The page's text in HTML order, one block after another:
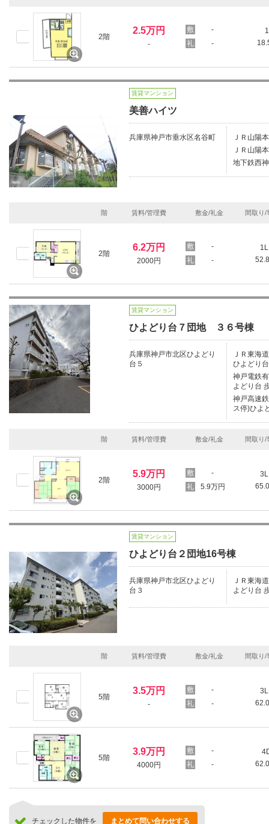
2階
2.5万円
-
-
-
賃貸マンション
美善ハイツ
兵庫県神戸市垂水区名谷町
ＪＲ山陽
ＪＲ山陽
地下鉄西
階 賃料/管理費 敷金/礼金 間取り/
2階
6.2万円
2000円
-
-
賃貸マンション
ひよどり台７団地 ３６号棟
兵庫県神戸市北区ひよどり
台５
ＪＲ東海
ひよどり
神戸電鉄
よどり台
神戸高速
ス停)ひよ
階 賃料/管理費 敷金/礼金 間取り/
2階
5.9万円
3000円
-
5.9万円
賃貸マンション
ひよどり台２団地16号棟
兵庫県神戸市北区ひよどり
台３
ＪＲ東海
よどり台
階 賃料/管理費 敷金/礼金 間取り/
5階
3.5万円
-
-
-
5階
3.9万円
4000円
-
-
チェックした物件を まとめて問い合わせする